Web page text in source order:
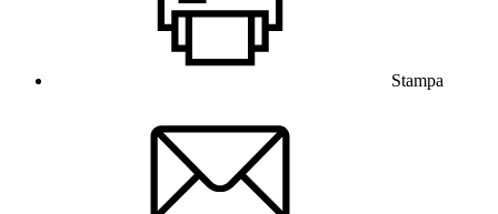
Stampa